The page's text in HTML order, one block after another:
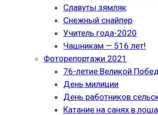
Славуты зямляк
Снежный снайпер
Учитель года-2020
Чашникам — 516 лет!
Фоторепортажи 2021
76-летие Великой
День милиции
День работников
Катание на санях в